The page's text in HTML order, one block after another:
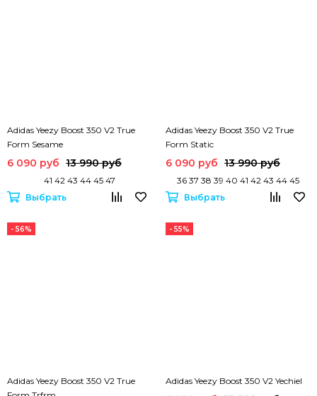
Adidas Yeezy Boost 350 V2 True
Form Sesame
6 090 руб 13 990 руб
41 42 43 44 45 47
Выбрать
Adidas Yeezy Boost 350 V2 True
Form Static
6 090 руб 13 990 руб
36 37 38 39 40 41 42 43 44 45
Выбрать
- 56%
Adidas Yeezy Boost 350 V2 True
- 55%
Adidas Yeezy Boost 350 V2 Yechiel